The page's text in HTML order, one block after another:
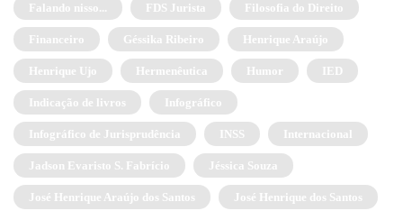
Falando nisso... FDS Jurista Filosofia do Direito
Financeiro Géssika Ribeiro Henrique Araújo
Henrique Ujo Hermenêutica Humor IED
Indicação de livros Infográfico
Infográfico de Jurisprudência INSS Internacional
Jadson Evaristo S. Fabrício Jéssica Souza
José Henrique Araújo dos Santos José Henrique dos Santos